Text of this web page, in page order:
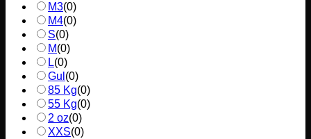
M3(0)
M4(0)
S(0)
M(0)
L(0)
Gul (0)
85 Kg(0)
55 Kg(0)
2 oz(0)
XXS(0)